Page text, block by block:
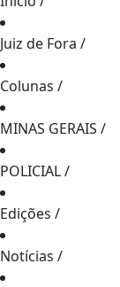
Juiz de Fora /
Colunas /
MINAS GERAIS /
POLICIAL/
Edições /
Notícias /